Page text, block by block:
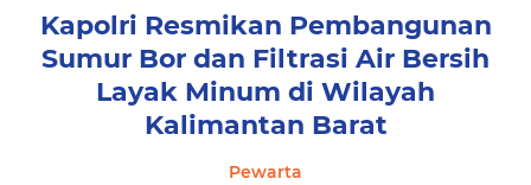
Kapolri Resmikan Pembangunan
Sumur Bor dan Filtrasi Air Bersih
Layak Minum di Wilayah
Kalimantan Barat
Pewarta